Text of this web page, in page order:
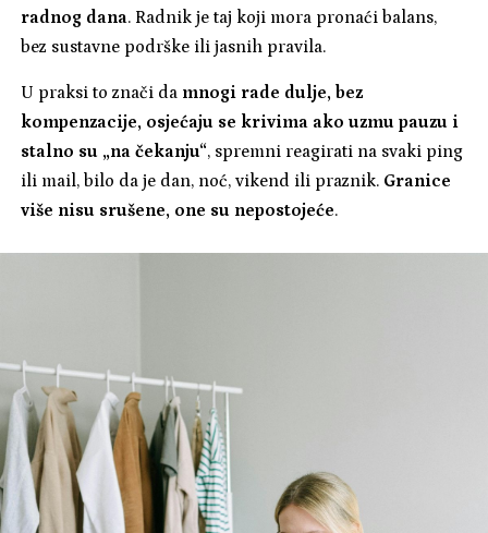
radnog dana. Radnik je taj koji mora pronaći balans,
bez sustavne podrške ili jasnih pravila.
U praksi to znači da mnogi rade dulje, bez
kompenzacije, osjećaju se krivima ako uzmu pauzu i
stalno su „na čekanju“, spremni reagirati na svaki ping
ili mail, bilo da je dan, noć, vikend ili praznik. Granice
više nisu srušene, one su nepostojeće.